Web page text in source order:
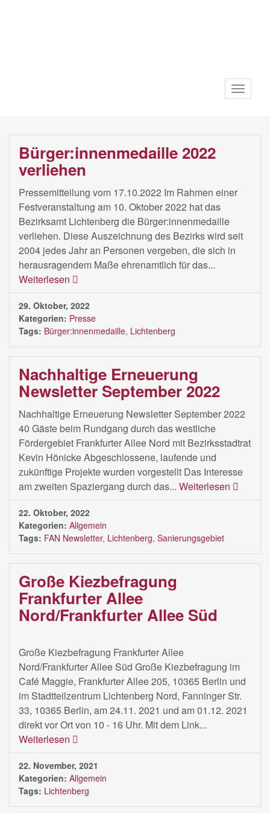
Toggle
Bürger:innenmedaille 2022
verliehen
Pressemitteilung vom 17.10.2022 Im Rahmen einer
Festveranstaltung am 10. Oktober 2022 hat das
Bezirksamt Lichtenberg die Bürger:innenmedaille
verliehen. Diese Auszeichnung des Bezirks wird seit
2004 jedes Jahr an Personen vergeben, die sich in
herausragendem Maße ehrenamtlich für das...
Weiterlesen
29. Oktober, 2022
Kategorien: Presse
Tags: Bürger:innenmedaille, Lichtenberg
Nachhaltige Erneuerung
Newsletter September 2022
Nachhaltige Erneuerung Newsletter September 2022
40 Gäste beim Rundgang durch das westliche
Fördergebiet Frankfurter Allee Nord mit Bezirksstadtrat
Kevin Hönicke Abgeschlossene, laufende und
zukünftige Projekte wurden vorgestellt Das Interesse
am zweiten Spaziergang durch das... Weiterlesen
22. Oktober, 2022
Kategorien: Allgemein
Tags: FAN Newsletter, Lichtenberg, Sanierungsgebiet
Große Kiezbefragung
Frankfurter Allee
Nord/Frankfurter Allee Süd
Große Kiezbefragung Frankfurter Allee
Nord/Frankfurter Allee Süd Große Kiezbefragung im
Café Maggie, Frankfurter Allee 205, 10365 Berlin und
im Stadtteilzentrum Lichtenberg Nord, Fanninger Str.
33, 10365 Berlin, am 24.11. 2021 und am 01.12. 2021
direkt vor Ort von 10 - 16 Uhr. Mit dem Link...
Weiterlesen
22. November, 2021
Kategorien: Allgemein
Tags: Lichtenberg